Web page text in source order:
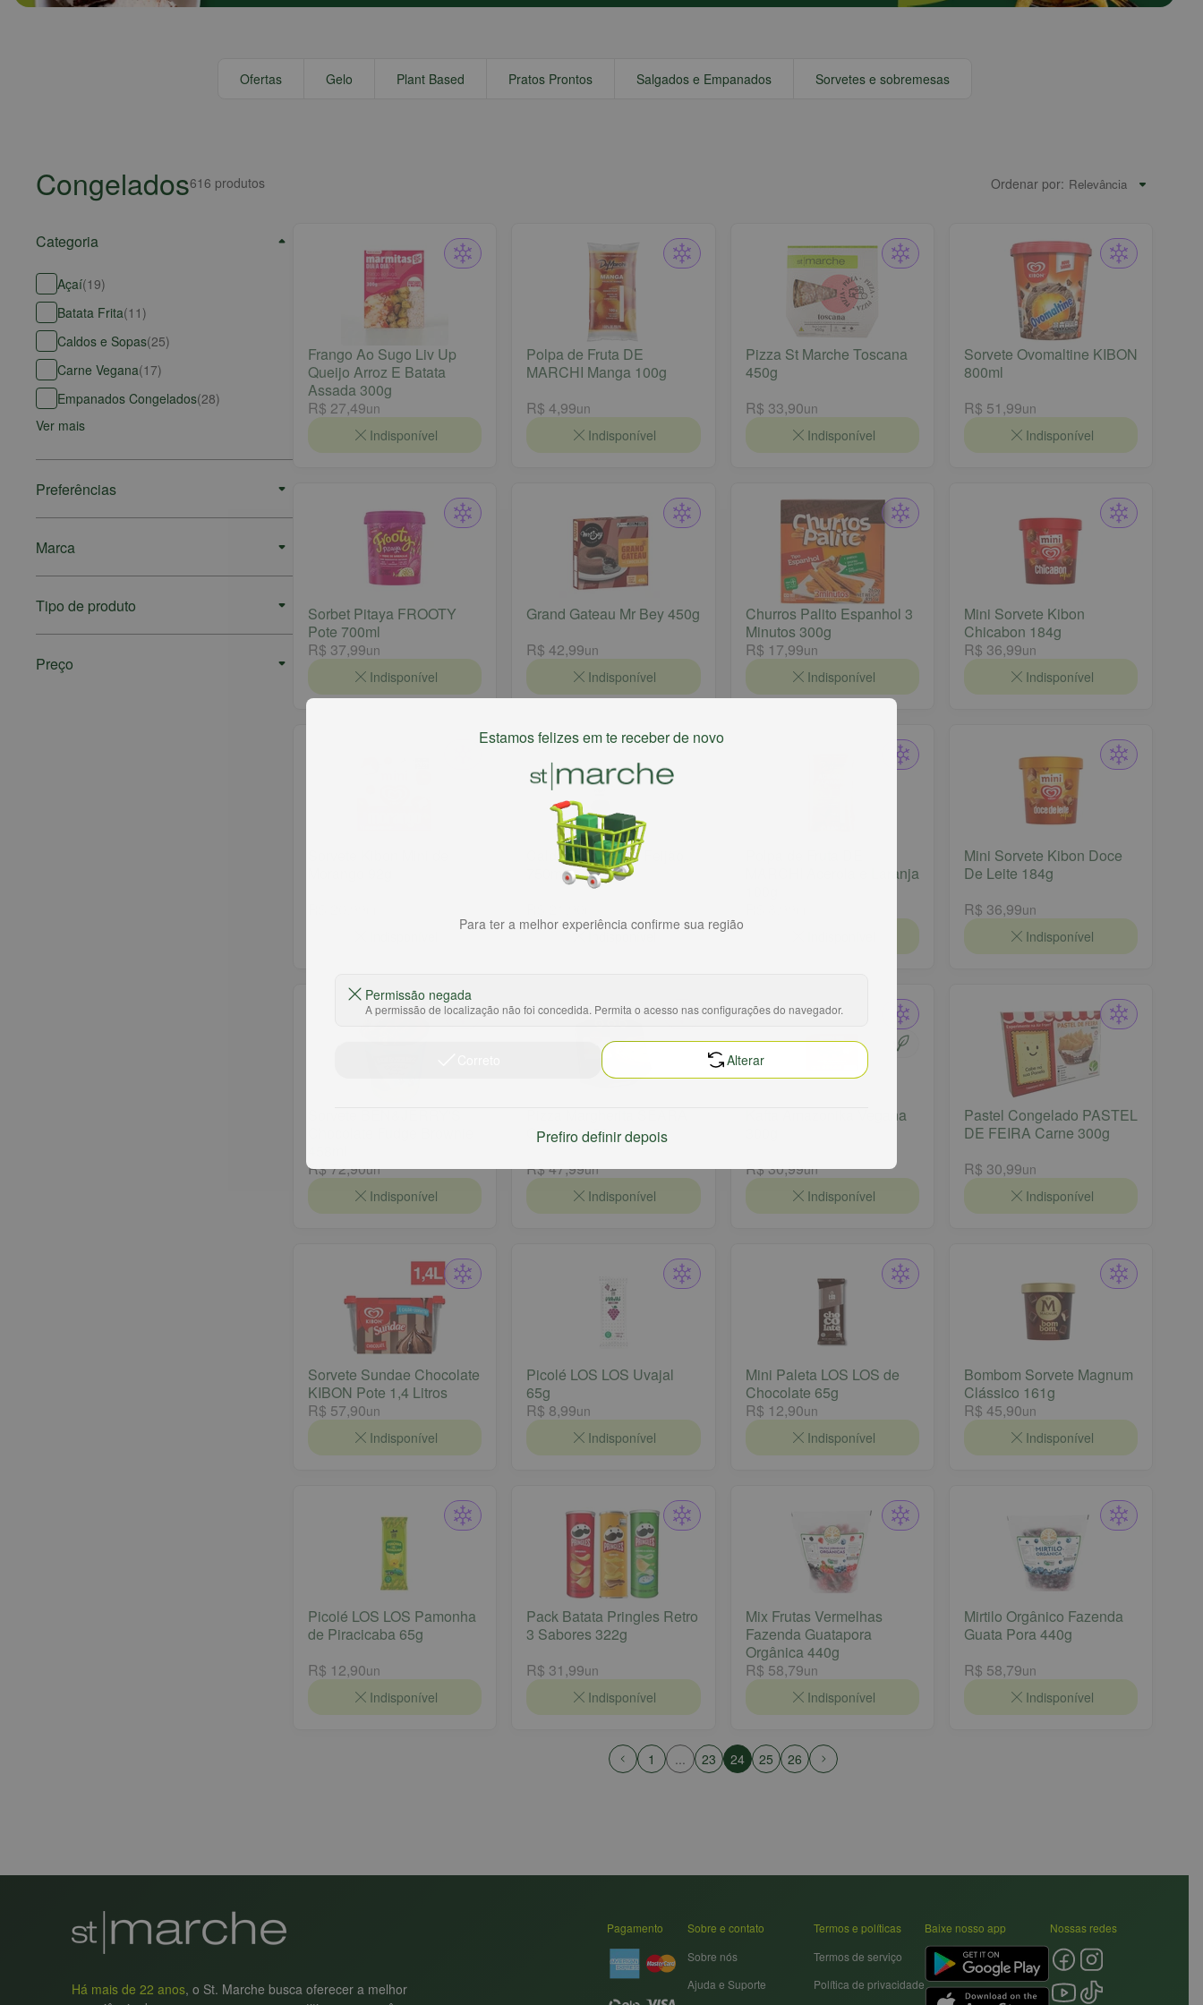
Ofertas Gelo Plant Based Pratos Prontos Salgados e Empanados Sorvetes e sobremesas
Congelados616 produtos Ordenar por:
Categoria
Açaí(19)
Batata Frita(11 )
Caldos e Sopas(25)
Carne Vegana(17)
Empanados Congelados(28)
Ver mais
Preferências
Marca
Tipo de produto
Preço
Frango Ao Sugo Liv Up
Queijo Arroz E Batata
Assada 300g
R$ 27,49un
Indisponível
Polpa de Fruta DE
MARCHI Manga 100g
R$ 4,99un
Indisponível
Pizza St Marche Toscana
450g
R$ 33,90un
Indisponível
Sorvete Ovomaltine KIBON
800ml
R$ 51,99un
Indisponível
Sorbet Pitaya FROOTY
Pote 700ml
R$ 37,99un
Indisponível
Grand Gateau Mr Bey 450g
R$ 42,99un
Indisponível
Churros Palito Espanhol 3
Minutos 300g
R$ 17,99un
Indisponível
Mini Sorvete Kibon
Chicabon 184g
R$ 36,99un
Indisponível
Caldo Vero Brodo Feijão
750ml
MARCHI Acerola e Laranja
Mini Sorvete Kibon Doce
De Leite 184g
R$ 36,99un
Indisponível
R$ 72,90un
Indisponível
Gourmet 450g
R$ 47,99un
Indisponível
Kafta Amazonika Vegana
R$ 30,99un
Indisponível
Pastel Congelado PASTEL
DE FEIRA Carne 300g
R$ 30,99un
Indisponível
Sorvete Sundae Chocolate
KIBON Pote 1,4 Litros
R$ 57,90un
Indisponível
Picolé LOS LOS Uvajal
65g
R$ 8,99un
Indisponível
Mini Paleta LOS LOS de
Chocolate 65g
R$ 12,90un
Indisponível
Bombom Sorvete Magnum
Clássico 161g
R$ 45,90un
Indisponível
Picolé LOS LOS Pamonha
de Piracicaba 65g
R$ 12,90un
Indisponível
Pack Batata Pringles Retro
3 Sabores 322g
R$ 31,99un
Indisponível
Mix Frutas Vermelhas
Fazenda Guatapora
Orgânica 440g
R$ 58,79un
Indisponível
Mirtilo Orgânico Fazenda
Guata Pora 440g
R$ 58,79un
Indisponível
1 ... 23 24 25 26
Há mais de 22 anos, o St. Marche busca oferecer a melhor
Pagamento
Sobre e contato
Sobre nós
Ajuda e Suporte
Termos e políticas
Termos de serviço
Política de privacidade
Baixe nosso app Nossas redes
Estamos felizes em te receber de novo
Para ter a melhor experiência confirme sua região
Permissão negada
A permissão de localização não foi concedida. Permita o acesso nas configurações do navegador.
Alterar
Prefiro definir depois